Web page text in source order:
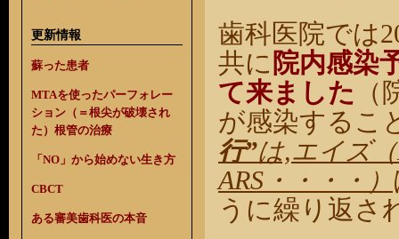
更新情報
蘇った患者
MTAを使ったパーフォレー
ション（＝根尖が破壊され
た）根管の治療
「NO」から始めない生き方
CBCT
ある審美歯科医の本音
歯科医院では
共に 院内感染
て来ました
が感染するこ
行”は,エイズ（
ARS・・・・）
うに繰り返さ